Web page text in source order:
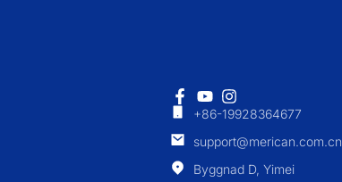
+86-19928364677
support@merican.com.cn
Byggnad D, Yimei